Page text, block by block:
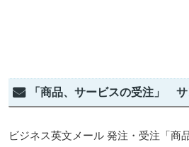
「商品、サービスの受注」
ビジネス英文メール 発注・受注「商